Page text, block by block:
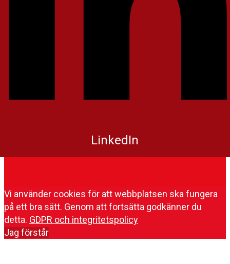
LinkedIn
Vi använder cookies för att webbplatsen ska fungera
på ett bra sätt. Genom att fortsätta godkänner du
detta. GDPR och integritetspolicy
Jag förstår